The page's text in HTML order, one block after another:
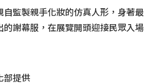
自監製親手化妝的仿真人形，身著最
的謝幕服，在展覽開頭迎接民眾入場
部提供